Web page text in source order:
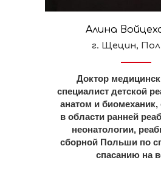
Алина
г. Щецин,
Доктор
специалист детской
анатом и биомеханик,
в области ранней
неонатологии,
сборной Польши по
спасанию на